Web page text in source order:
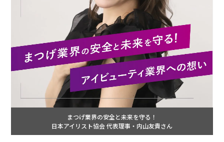
まつげ業界の安全と未来を守る！
日本アイリスト協会 代表理事・内山友貴さん